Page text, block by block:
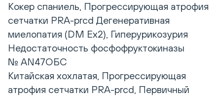
Кокер спаниель, Прогрессирующая атрофия
сетчатки PRA-prcd Дегенеративная
миелопатия (DM Ex2), Гиперурикозурия
Недостаточность фосфофруктокиназы
№ AN47ОБС
Китайская хохлатая, Прогрессирующая
атрофия сетчатки PRA-prcd, Первичный